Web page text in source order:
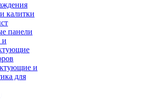
калитки
панели
и
и
для